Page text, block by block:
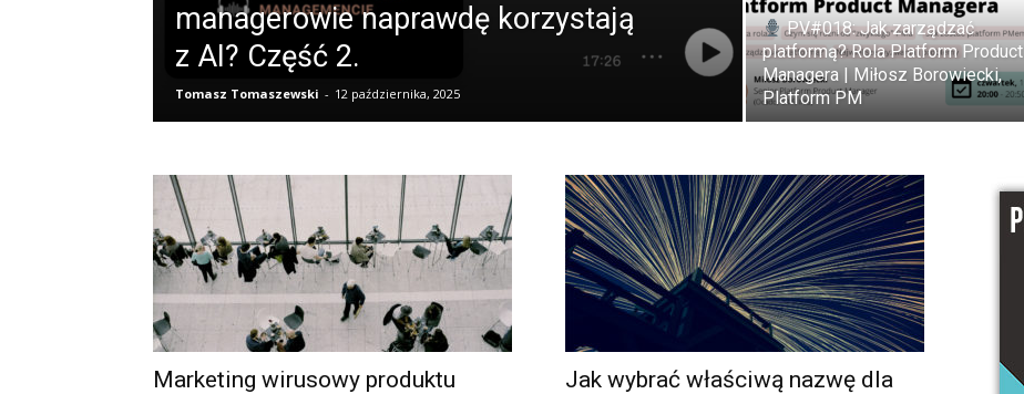
managerowie naprawdę korzystają
z AI? Część 2.
Tomasz Tomaszewski - 12 października, 2025
PV#018: Jak zarządzać
platformą? Rola Platform Product
Managera | Miłosz Borowiecki,
Platform PM
Marketing wirusowy produktu
Jak wybrać właściwą nazwę dla